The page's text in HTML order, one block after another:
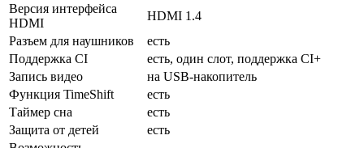
Версия интерфейса
HDMI
HDMI 1.4
Разъем для наушников
есть
Поддержка CI
есть, один слот, поддержка CI+
Запись видео
на USB-накопитель
Функция TimeShift
есть
Таймер сна
есть
Защита от детей
есть